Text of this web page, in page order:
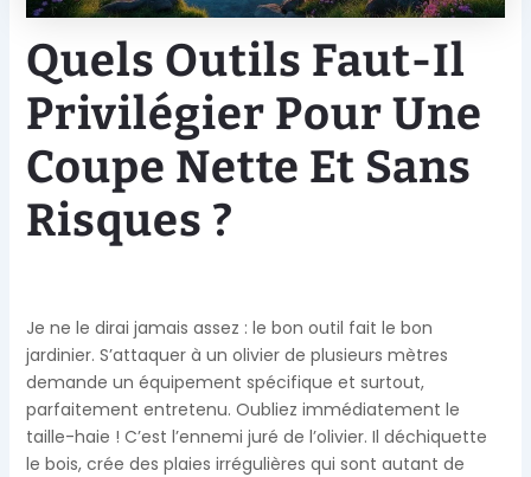
Quels Outils Faut-Il
Privilégier Pour Une
Coupe Nette Et Sans
Risques ?
Je ne le dirai jamais assez : le bon outil fait le bon
jardinier. S’attaquer à un olivier de plusieurs mètres
demande un équipement spécifique et surtout,
parfaitement entretenu. Oubliez immédiatement le
taille-haie ! C’est l’ennemi juré de l’olivier. Il déchiquette
le bois, crée des plaies irrégulières qui sont autant de